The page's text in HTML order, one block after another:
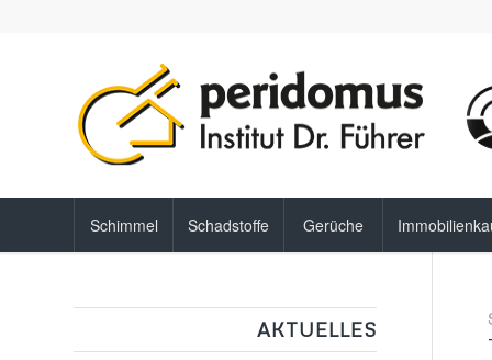
Schimmel Schadstoffe Gerüche
AKTUELLES